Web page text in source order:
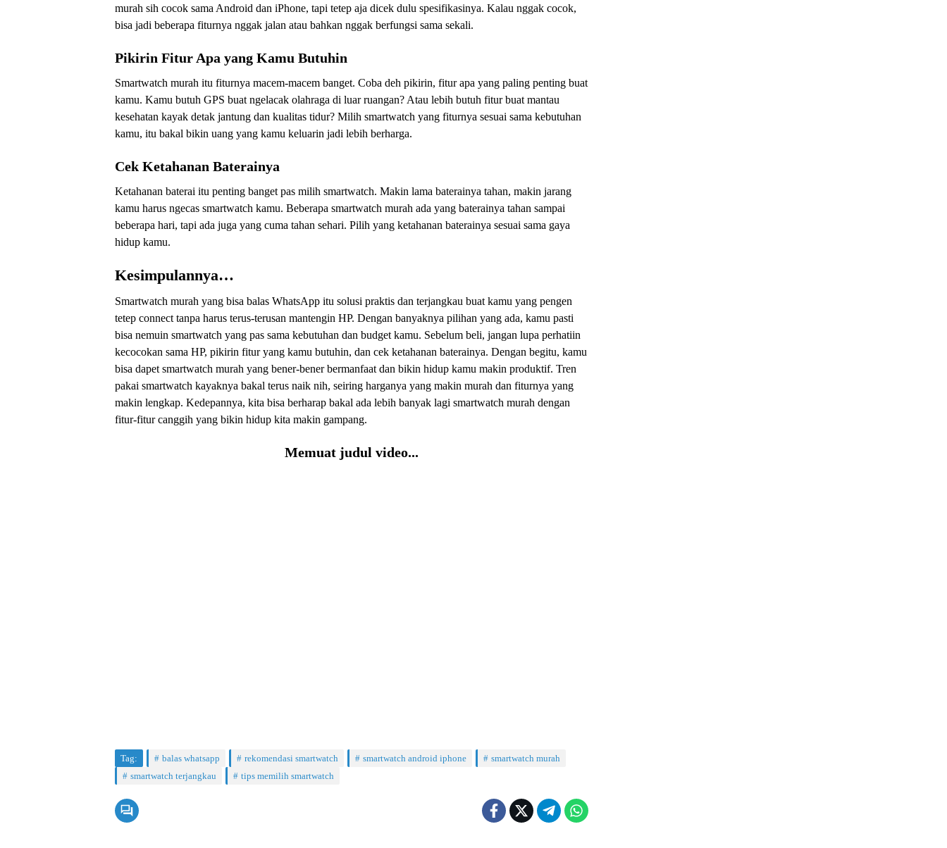
murah sih cocok sama Android dan iPhone, tapi tetep aja dicek dulu spesifikasinya. Kalau nggak cocok,
bisa jadi beberapa fiturnya nggak jalan atau bahkan nggak berfungsi sama sekali.
Pikirin Fitur Apa yang Kamu Butuhin
Smartwatch murah itu fiturnya macem-macem banget. Coba deh pikirin, fitur apa yang paling penting buat
kamu. Kamu butuh GPS buat ngelacak olahraga di luar ruangan? Atau lebih butuh fitur buat mantau
kesehatan kayak detak jantung dan kualitas tidur? Milih smartwatch yang fiturnya sesuai sama kebutuhan
kamu, itu bakal bikin uang yang kamu keluarin jadi lebih berharga.
Cek Ketahanan Baterainya
Ketahanan baterai itu penting banget pas milih smartwatch. Makin lama baterainya tahan, makin jarang
kamu harus ngecas smartwatch kamu. Beberapa smartwatch murah ada yang baterainya tahan sampai
beberapa hari, tapi ada juga yang cuma tahan sehari. Pilih yang ketahanan baterainya sesuai sama gaya
hidup kamu.
Kesimpulannya…
Smartwatch murah yang bisa balas WhatsApp itu solusi praktis dan terjangkau buat kamu yang pengen
tetep connect tanpa harus terus-terusan mantengin HP. Dengan banyaknya pilihan yang ada, kamu pasti
bisa nemuin smartwatch yang pas sama kebutuhan dan budget kamu. Sebelum beli, jangan lupa perhatiin
kecocokan sama HP, pikirin fitur yang kamu butuhin, dan cek ketahanan baterainya. Dengan begitu, kamu
bisa dapet smartwatch murah yang bener-bener bermanfaat dan bikin hidup kamu makin produktif. Tren
pakai smartwatch kayaknya bakal terus naik nih, seiring harganya yang makin murah dan fiturnya yang
makin lengkap. Kedepannya, kita bisa berharap bakal ada lebih banyak lagi smartwatch murah dengan
fitur-fitur canggih yang bikin hidup kita makin gampang.
Memuat judul video...
Tag: balas whatsapp rekomendasi smartwatch smartwatch android iphone
smartwatch murah
smartwatch terjangkau
tips memilih smartwatch